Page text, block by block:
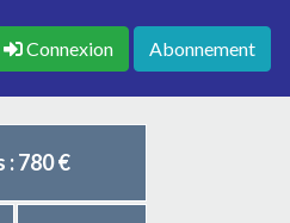
Connexion Abonnement
: 780 €